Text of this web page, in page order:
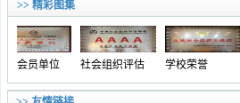
>> 精彩图集
会员单位 社会组织评估 学校荣誉